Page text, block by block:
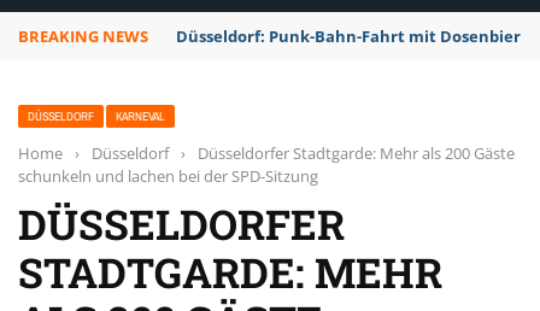
BREAKING NEWS Düsseldorf: Punk-Bahn-Fahrt mit Dosenbier
DÜSSELDORF KARNEVAL
Home › Düsseldorf ›
Düsseldorfer Stadtgarde: Mehr als 200 Gäste
schunkeln und lachen bei der SPD-Sitzung
DÜSSELDORFER
STADTGARDE: MEHR